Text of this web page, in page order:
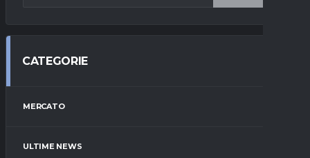
CATEGORIE
MERCATO
ULTIME NEWS